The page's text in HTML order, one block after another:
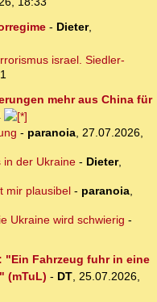
- Dieter,
israel. Siedler-
mehr aus China für
- paranoia, 27.07.2026,
in der Ukraine- Dieter,
mir plausibel- paranoia,
Ukraine wird schwierig -
"Ein Fahrzeug fuhr in eine
(mTuL) - DT, 25.07.2026,